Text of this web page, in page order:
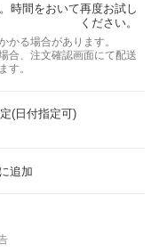
時間をおいて再度お試し
ください。
る場合があります。
合、注文確認画面にて配送
す。
(日付指定可)
追加